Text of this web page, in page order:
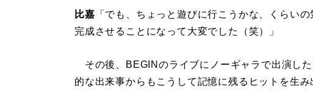
比嘉 「でも、ちょっと遊びに行こうかな、くらい
完成させることになって大変でした（笑）」
その後、BEGINのライブにノーギャラで出演し
的な出来事からもこうして記憶に残るヒットを生み